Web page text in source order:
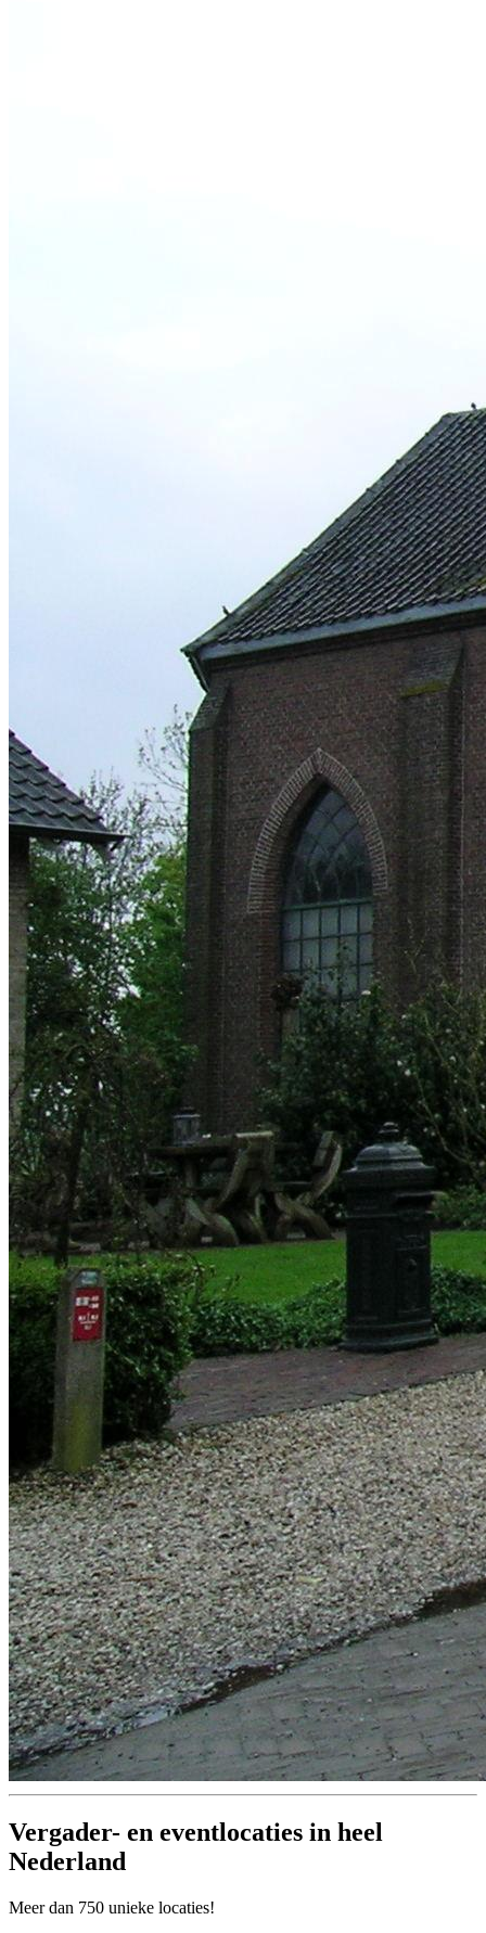
Vergader- en eventlocaties in heel
Nederland
Meer dan 750 unieke locaties!